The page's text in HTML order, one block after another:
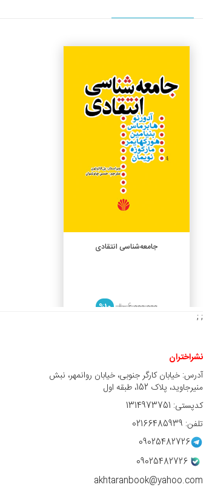
افزودن به سبد خرید
جامعه‌شناسی انتقادی
6,000,000 ريال
%10
; ;
نشراختران
آدرس: خیابان کارگر جنوبی، خیابان روانمهر، نبش
منیرجاوید، پلاک 152، طبقه اول
کدپستی: 1314973751
تلفن: 02166485939
09025482726
09025482726
akhtaranbook@yahoo.com